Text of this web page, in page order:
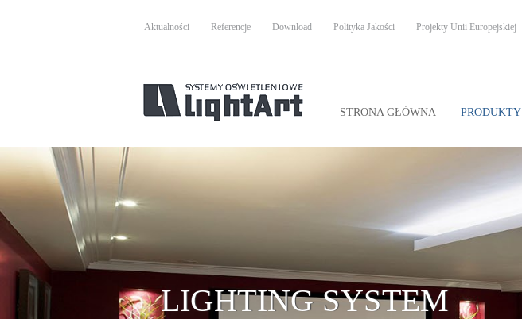
Aktualności Referencje Download Polityka Jakości Projekty Unii Europejskiej
STRONA GŁÓWNA PRODUKTY
LIGHTING SYSTEM